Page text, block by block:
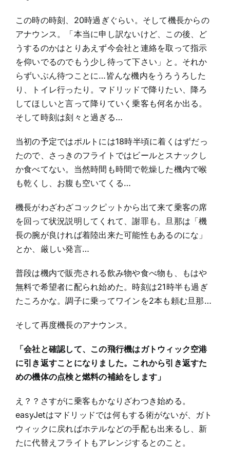
この時の時刻、20時過ぎぐらい。そして機長からの
アナウンス。「本当に申し訳ないけど、この後、ど
うするのかはとりあえず今会社と連絡を取って指示
を仰いでるのでもう少し待って下さい」と。それか
らずいぶん待つことに…皆んな機内をうろうろした
り、トイレ行ったり。マドリッドで降りたい、降ろ
してほしいと言って降りていく乗客も何名か出る。
そして時刻は刻々と過ぎる…
当初の予定ではポルトには18時半頃に着くはずだっ
たので、さっきのフライトではビールとスナックし
か食べてない。当然時間も時間で乾燥した機内で喉
も乾くし、お腹も空いてくる…
機長がわざわざコックピットから出て来て乗客の席
を回って状況説明してくれて、謝罪も。旦那は「機
長の腕が良ければ着陸出来た可能性もあるのにな」
とか、厳しい発言…
普段は機内で販売される飲み物や食べ物も、もはや
無料で希望者に配られ始めた。時刻は21時半も過ぎ
たころかな。調子に乗ってワインを2本も頼む旦那…
そして再度機長のアナウンス。
「会社と確認して、この飛行機はガトウィック空港
に引き返すことになりました。これから引き返すた
めの機体の点検と燃料の補給をします」
え？？さすがに乗客もかなりざわつき始める。
easyJetはマドリッドでは何もする術がないが、ガト
ウィックに戻ればホテルなどの手配も出来るし、新
たに代替えフライトもアレンジするとのこと。